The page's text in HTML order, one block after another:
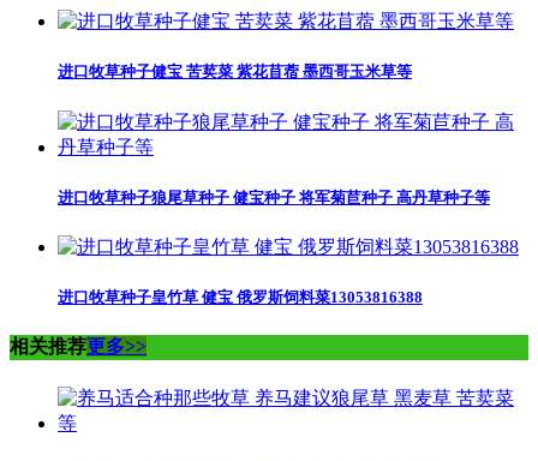
进口牧草种子健宝 苦荬菜 紫花苜蓿 墨西哥玉米草等
进口牧草种子狼尾草种子 健宝种子 将军菊苣种子 高丹草种子等
进口牧草种子皇竹草 健宝 俄罗斯饲料菜13053816388
相关推荐更多>>